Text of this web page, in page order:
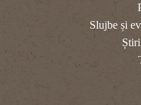
Slujbe și